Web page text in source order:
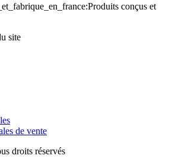
Produits conçus et
de vente
droits réservés